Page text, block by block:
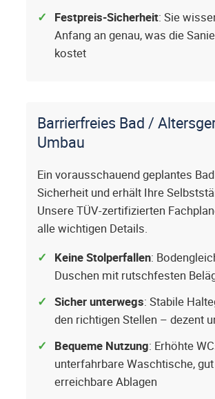
Festpreis-Sicherheit: Sie
Anfang an genau, was die
kostet
Barrierfreies Bad /
Umbau
Ein vorausschauend geplantes
Sicherheit und erhält Ihre
Unsere TÜV-zertifizierten
alle wichtigen Details.
Keine Stolperfallen:
Duschen mit rutschfesten
Sicher unterwegs: Stabile
den richtigen Stellen – dezent
Bequeme Nutzung: Erhöhte
unterfahrbare Waschtische, gut
erreichbare Ablagen